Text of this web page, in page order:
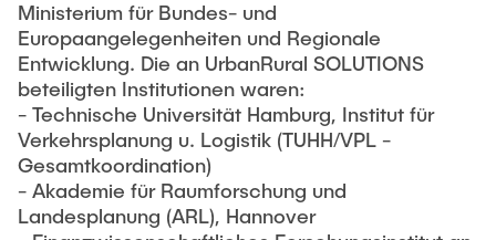
Ministerium für Bundes- und
Europaangelegenheiten und Regionale
Entwicklung. Die an UrbanRural SOLUTIONS
beteiligten Institutionen waren:
- Technische Universität Hamburg, Institut für
Verkehrsplanung u. Logistik (TUHH/VPL -
Gesamtkoordination)
- Akademie für Raumforschung und
Landesplanung (ARL), Hannover